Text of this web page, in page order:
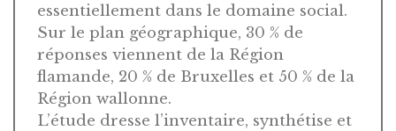
essentiellement dans le domaine social.
Sur le plan géographique, 30 % de
réponses viennent de la Région
flamande, 20 % de Bruxelles et 50 % de la
Région wallonne.
L’étude dresse l’inventaire, synthétise et